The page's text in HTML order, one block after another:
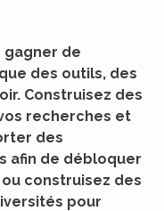
gagner de
des outils, des
Construisez des
recherches et
des
afin de débloquer
construisez des
pour